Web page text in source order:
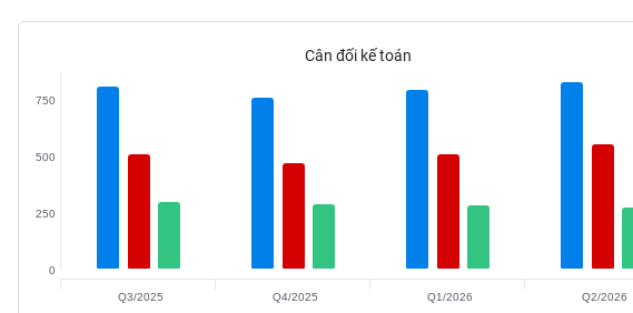
Cân đối kế toán
0
250
500
750
Q3/2025 Q4/2025 Q1/2026 Q2/2026
TIÊU
DÙNG
YẾU
TIÊU